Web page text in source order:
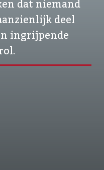
dat niemand
deel
ingrijpende